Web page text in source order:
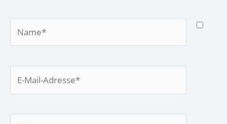
Mail-